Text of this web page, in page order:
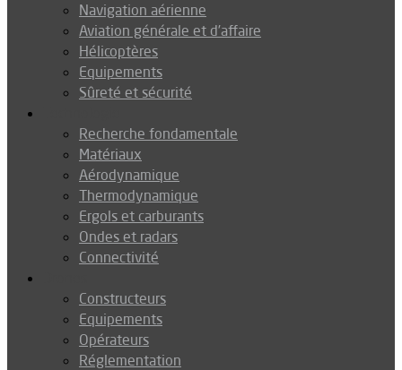
Navigation aérienne
Aviation générale et d’affaire
Hélicoptères
Equipements
Sûreté et sécurité
Recherche fondamentale
Matériaux
Aérodynamique
Thermodynamique
Ergols et carburants
Ondes et radars
Connectivité
Constructeurs
Equipements
Opérateurs
Réglementation